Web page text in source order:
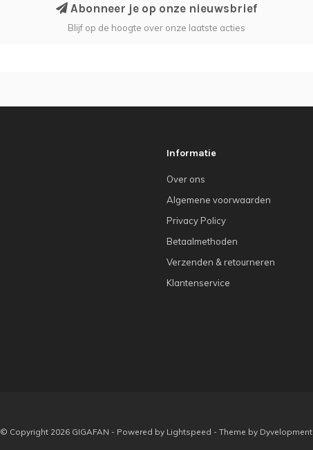
Abonneer je op onze nieuwsbrief
Blijf op de hoogte over onze laatste acties
Informatie
Over ons
Algemene voorwaarden
Privacy Policy
Betaalmethoden
Verzenden & retourneren
Klantenservice
© Copyright 2026 GIGAFAN - Powered by Lightspeed - Theme by Dyvelopment